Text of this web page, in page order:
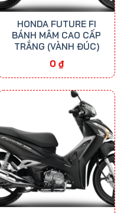
HONDA FUTURE FI
BÁNH MÂM CAO CẤP
TRẮNG (VÀNH ĐÚC)
0 ₫